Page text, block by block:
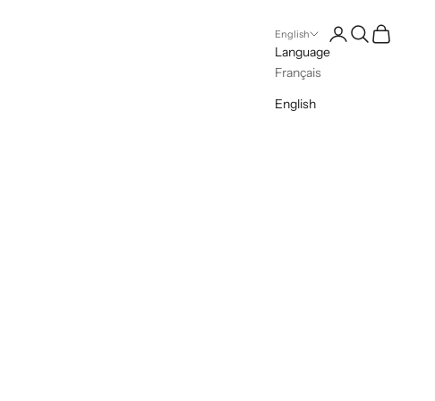
English
Language
Français
English
Open account page
Open search
Open cart